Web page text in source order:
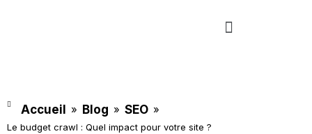
Menu
Accueil » Blog » SEO »
Le budget crawl : Quel impact pour votre site ?